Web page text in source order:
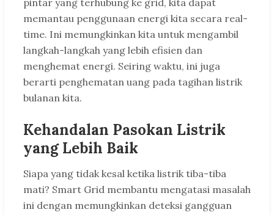
pintar yang terhubung ke grid, kita dapat
memantau penggunaan energi kita secara real-
time. Ini memungkinkan kita untuk mengambil
langkah-langkah yang lebih efisien dan
menghemat energi. Seiring waktu, ini juga
berarti penghematan uang pada tagihan listrik
bulanan kita.
Kehandalan Pasokan Listrik
yang Lebih Baik
Siapa yang tidak kesal ketika listrik tiba-tiba
mati? Smart Grid membantu mengatasi masalah
ini dengan memungkinkan deteksi gangguan